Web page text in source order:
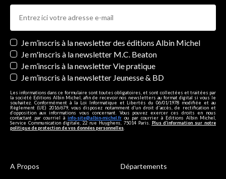
Newsletters
Je m’inscris à la newsletter des éditions Albin Michel
Je m'inscris à la newsletter M.C. Beaton
Je m’inscris à la newsletter Vie pratique
Je m’inscris à la newsletter Jeunesse & BD
Les informations dans ce formulaire sont toutes obligatoires, et sont collectées et traitées par
la société Editions Albin Michel, afin de recevoir nos newsletters au format digital si vous le
souhaitez. Conformément à la Loi Informatique et Libertés du 06/01/1978 modifiée et au
Règlement (UE) 2016/679, vous disposez notamment d'un droit d'accès, de rectification et
d’opposition aux informations vous concernant. Vous pouvez exercer ces droits en nous
contactant par courriel à info-site@albin-michel.fr ou par courrier à Editions Albin Michel,
Service Communication digitale, 22 rue Huyghens, 75014 Paris. Plus d’information sur notre
politique de protection de vos données personnelles.
A Propos Départements